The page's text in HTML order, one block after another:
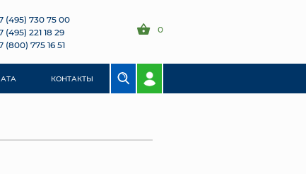
(495) 730 75 00
(495) 221 18 29
(800) 775 16 51
0
КОНТАКТЫ